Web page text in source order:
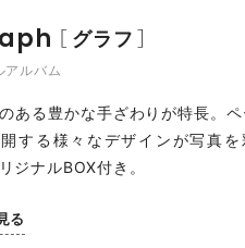
グラフ
アルバム
ある豊かな手ざわりが特長。
する様々なデザインが写真を
ジナルBOX付き。
る